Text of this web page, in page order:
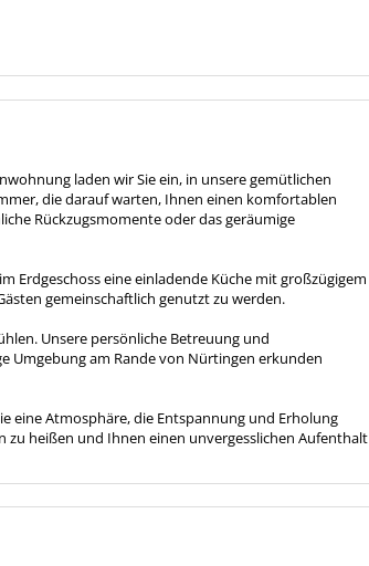
laden wir Sie ein, in unsere gemütlichen
die darauf warten, Ihnen einen komfortablen
Rückzugsmomente oder das geräumige
Erdgeschoss eine einladende Küche mit großzügigem
gemeinschaftlich genutzt zu werden.
Unsere persönliche Betreuung und
Umgebung am Rande von Nürtingen erkunden
eine Atmosphäre, die Entspannung und Erholung
zu heißen und Ihnen einen unvergesslichen Aufenthalt